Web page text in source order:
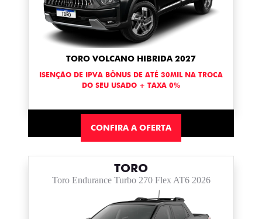
TORO VOLCANO HIBRIDA 2027
ISENÇÃO DE IPVA BÔNUS DE ATÉ 30MIL NA TROCA
DO SEU USADO + TAXA 0%
CONFIRA A OFERTA
TORO
Toro Endurance Turbo 270 Flex AT6 2026